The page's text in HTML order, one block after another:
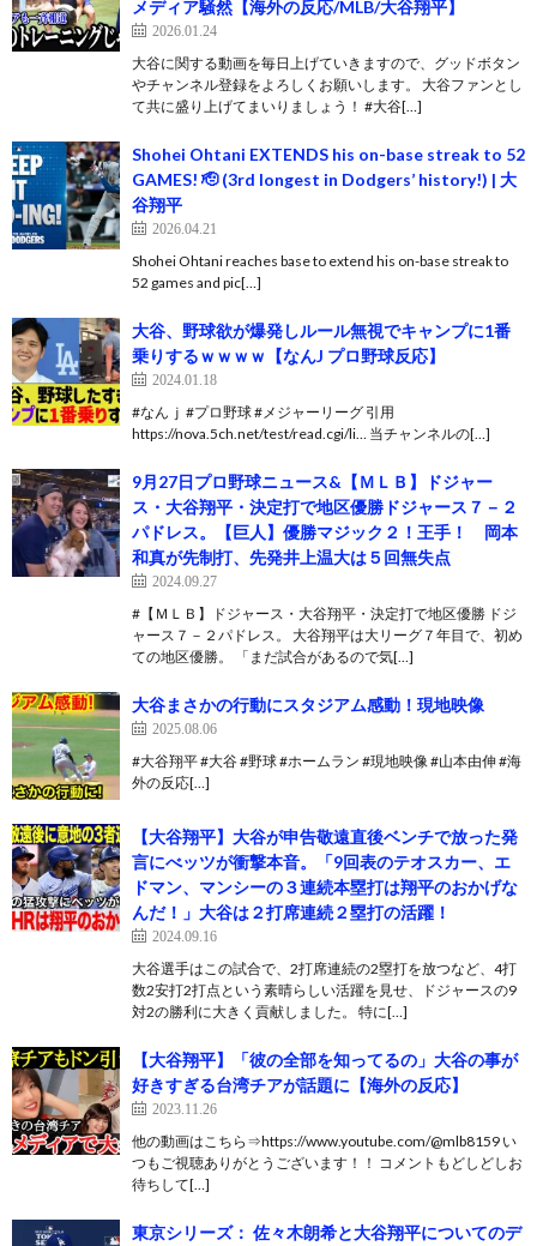
メディア騒然【海外の反応/MLB/大谷翔平】
2026.01.24
大谷に関する動画を毎日上げていきますので、グッドボタン
やチャンネル登録をよろしくお願いします。 大谷ファンとし
て共に盛り上げてまいりましょう！ #大谷[…]
Shohei Ohtani EXTENDS his on-base streak to 52
GAMES! 🫡 (3rd longest in Dodgers’ history!) | 大
谷翔平
2026.04.21
Shohei Ohtani reaches base to extend his on-base streak to
52 games and pic[…]
大谷、野球欲が爆発しルール無視でキャンプに1番
乗りするｗｗｗｗ【なんJ プロ野球反応】
2024.01.18
#なんｊ #プロ野球 #メジャーリーグ 引用
https://nova.5ch.net/test/read.cgi/li… 当チャンネルの[…]
9月27日プロ野球ニュース&【ＭＬＢ】ドジャー
ス・大谷翔平・決定打で地区優勝ドジャース７－２
パドレス。【巨人】優勝マジック２！王手！ 岡本
和真が先制打、先発井上温大は５回無失点
2024.09.27
#【ＭＬＢ】ドジャース・大谷翔平・決定打で地区優勝 ドジ
ャース７－２パドレス。 大谷翔平は大リーグ７年目で、初め
ての地区優勝。 「まだ試合があるので気[…]
大谷まさかの行動にスタジアム感動！現地映像
2025.08.06
#大谷翔平 #大谷 #野球 #ホームラン #現地映像 #山本由伸 #海
外の反応[…]
【大谷翔平】大谷が申告敬遠直後ベンチで放った発
言にべッツが衝撃本音。「9回表のテオスカー、エ
ドマン、マンシーの３連続本塁打は翔平のおかげな
んだ！」大谷は２打席連続２塁打の活躍！
2024.09.16
大谷選手はこの試合で、2打席連続の2塁打を放つなど、4打
数2安打2打点という素晴らしい活躍を見せ、ドジャースの9
対2の勝利に大きく貢献しました。 特に[…]
【大谷翔平】「彼の全部を知ってるの」大谷の事が
好きすぎる台湾チアが話題に【海外の反応】
2023.11.26
他の動画はこちら⇒https://www.youtube.com/@mlb8159 い
つもご視聴ありがとうございます！！ コメントもどしどしお
待ちして[…]
東京シリーズ： 佐々木朗希と大谷翔平についてのデ